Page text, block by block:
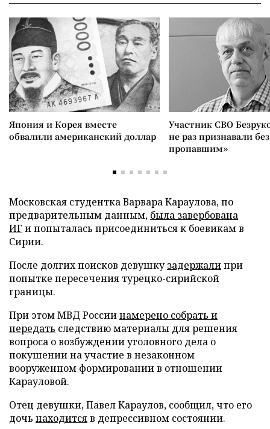
Япония и Корея вместе
обвалили американский доллар
Участник СВО
не раз признавали
пропавшим»
Московская студентка Варвара Караулова, по
предварительным данным, была завербована
ИГи попыталась присоединиться к боевикам в
Сирии.
После долгих поисков девушкузадержалипри
попытке пересечения турецко-сирийской
границы.
При этом МВД Россиинамерено собрать и
передать следствию материалы для решения
вопроса о возбуждении уголовного дела о
покушении на участие в незаконном
вооруженном формировании в отношении
Карауловой.
Отец девушки, Павел Караулов, сообщил, что его
дочь находитсяв депрессивном состоянии.